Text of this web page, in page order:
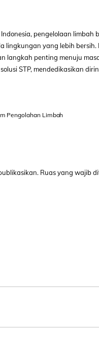
pengelolaan
lingkungan yang lebih
langkah penting menuju
STP, mendedikasikan
Pengolahan Limbah
Ruas yang wajib